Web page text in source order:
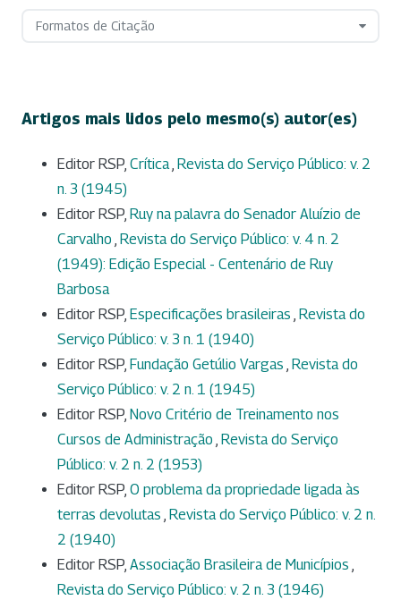
Formatos de Citação
Artigos mais lidos pelo mesmo(s) autor(es)
Editor RSP, Crítica, Revista do Serviço Público: v. 2
n. 3 (1945)
Editor RSP, Ruy na palavra do Senador Aluízio de
Carvalho , Revista do Serviço Público: v. 4 n. 2
(1949): Edição Especial - Centenário de Ruy
Barbosa
Editor RSP, Especificações brasileiras , Revista do
Serviço Público: v. 3 n. 1 (1940)
Editor RSP, Fundação Getúlio Vargas , Revista do
Serviço Público: v. 2 n. 1 (1945)
Editor RSP, Novo Critério de Treinamento nos
Cursos de Administração , Revista do Serviço
Público: v. 2 n. 2 (1953)
Editor RSP, O problema da propriedade ligada às
terras devolutas , Revista do Serviço Público: v. 2 n.
2 (1940)
Editor RSP, Associação Brasileira de Municípios ,
Revista do Serviço Público: v. 2 n. 3 (1946)